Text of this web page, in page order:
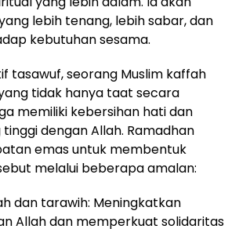
lebih tenang, lebih sabar, dan
kebutuhan sesama.
tasawuf, seorang Muslim kaffah
tidak hanya taat secara
memiliki kebersihan hati dan
dengan Allah. Ramadhan
emas untuk membentuk
melalui beberapa amalan:
dan tarawih: Meningkatkan
Allah dan memperkuat solidaritas